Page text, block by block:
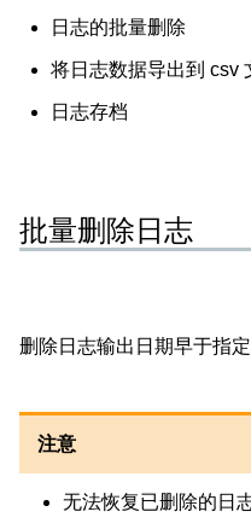
日志的批量删除
将日志数据导出到 csv
日志存档
批量删除日志
删除日志输出日期早于指定
注意
无法恢复已删除的日志